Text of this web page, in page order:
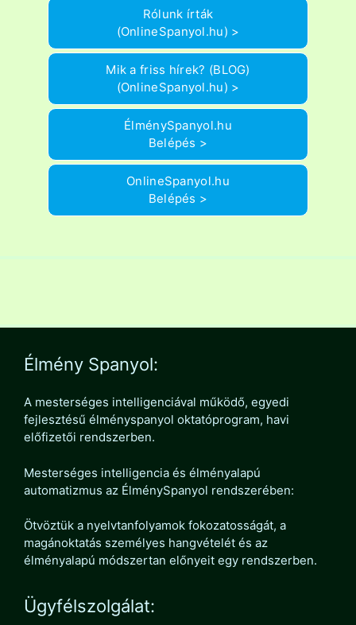
Rólunk írták
(OnlineSpanyol.hu) >
Mik a friss hírek? (BLOG)
(OnlineSpanyol.hu) >
ÉlménySpanyol.hu
Belépés >
OnlineSpanyol.hu
Belépés >
Élmény Spanyol:
A mesterséges intelligenciával működő, egyedi
fejlesztésű élményspanyol oktatóprogram, havi
előfizetői rendszerben.
Mesterséges intelligencia és élményalapú
automatizmus az ÉlménySpanyol rendszerében:
Ötvöztük a nyelvtanfolyamok fokozatosságát, a
magánoktatás személyes hangvételét és az
élményalapú módszertan előnyeit egy rendszerben.
Ügyfélszolgálat: